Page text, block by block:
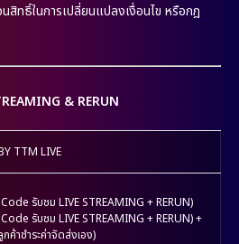
สิทธิ์ในการเปลี่ยนแปลงเงื่อนไข หรือกฎ
& RERUN
TTM LIVE
รับชม LIVE STREAMING + RERUN)
รับชม LIVE STREAMING + RERUN) +
ค้าชำระค่าจัดส่งเอง)